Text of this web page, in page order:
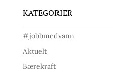
KATEGORIER
#jobbmedvann
Aktuelt
Bærekraft